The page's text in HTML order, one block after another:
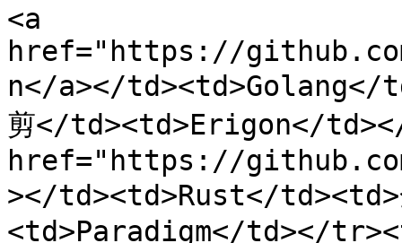
<a
href="https://
n</a></td><td>Golang</
剪</td><td>Erigon</
href="https://
></td><td>Rust</
<td>Paradigm</td></